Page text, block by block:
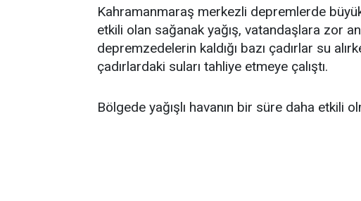
Kahramanmaraş merkezli depremlerde büyük
etkili olan sağanak yağış, vatandaşlara zor
depremzedelerin kaldığı bazı çadırlar su
çadırlardaki suları tahliye etmeye çalıştı.
Bölgede yağışlı havanın bir süre daha etkili